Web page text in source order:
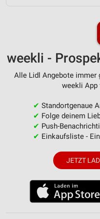
weekli -
Alle Lidl Angebote
weekli App
✔ Standortgenaue
✔ Folge deinem
✔ Push-
✔ Einkaufsliste -
JETZT
Verwendung von Profilen
Messung der
Messung der Performance
Analyse von Zielgruppen
Kombinationen von Daten
Quellen
Entwicklung und
Verwendung reduzierter
IAB-Besonderheiten:
Verwendung genauer